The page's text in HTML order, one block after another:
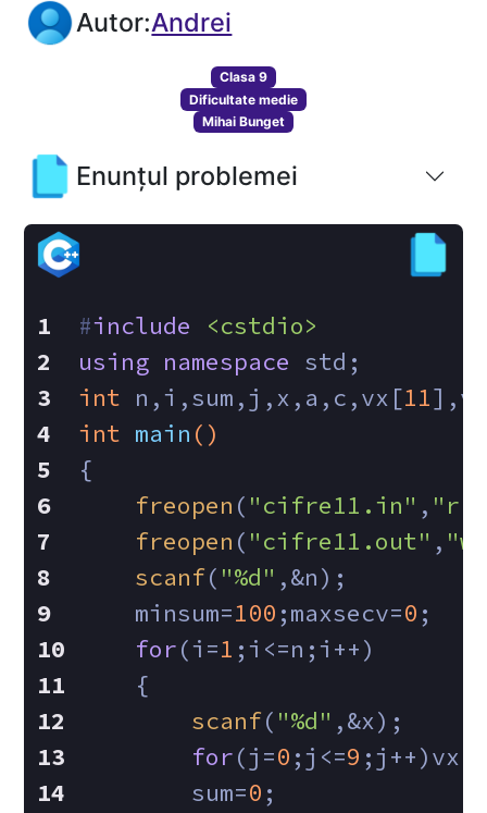
Autor:Andrei
Clasa 9
Dificultate medie
Mihai Bunget
Enunțul problemei
#include
<cstdio>
using namespace std;
int n,i,sum,j,x,a,c,vx[11
int main ()
{
freopen ( "cifre11.in" , "r"
freopen ( "cifre11.out" ,
scanf( "%d" ,&n);
    minsum=
100 ;maxsecv=0 ;
for(i=1 ;i<=n;i++)
    {
scanf( "%d" ,&x);
for(j=0 ;j<=9
        sum=
0 ;